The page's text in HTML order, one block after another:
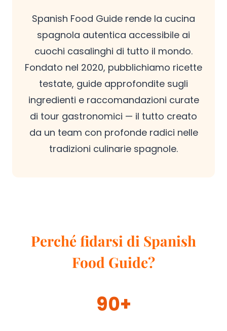
Spanish Food Guide rende la cucina
spagnola autentica accessibile ai
cuochi casalinghi di tutto il mondo.
Fondato nel 2020, pubblichiamo ricette
testate, guide approfondite sugli
ingredienti e raccomandazioni curate
di tour gastronomici — il tutto creato
da un team con profonde radici nelle
tradizioni culinarie spagnole.
Perché fidarsi di Spanish
Food Guide?
90+